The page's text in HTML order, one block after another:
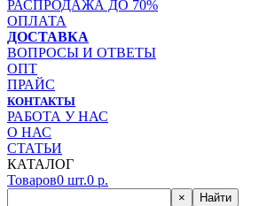
РАСПРОДАЖА ДО 70%
ОПЛАТА
ДОСТАВКА
ВОПРОСЫ И ОТВЕТЫ
ОПТ
ПРАЙС
КОНТАКТЫ
РАБОТА У НАС
О НАС
СТАТЬИ
КАТАЛОГ
Товаров0 шт.0 р.
× Найти